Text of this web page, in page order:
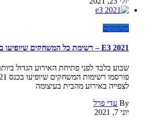
משחקים
E3 2021 – רשימת כל המשחקים שיופיעו באירוע
שבוע בלבד לפני פתיחת האירוע הגדול
לצפייה באירוע מהבית בעיצומה
By עדי פרל
יוני 7, 2021